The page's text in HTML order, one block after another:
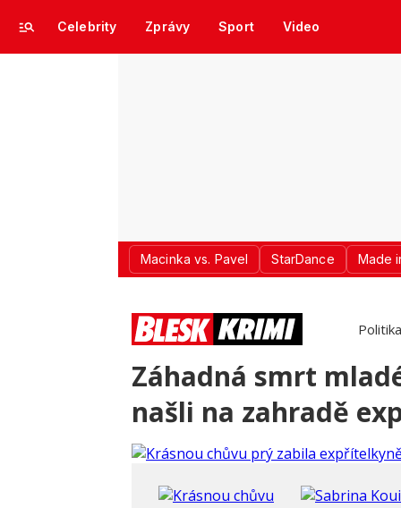
Celebrity Zprávy Sport Video
Macinka vs. Pavel StarDance Made
Politika
Záhadná smrt
našli na zahradě